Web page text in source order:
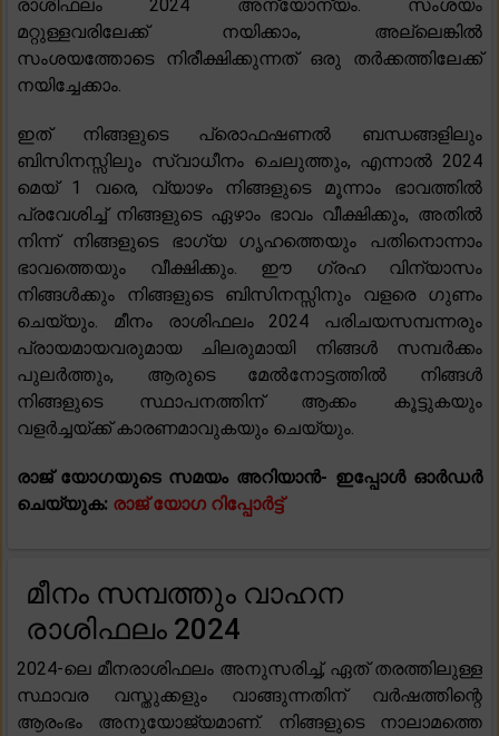
രാശിഫലം 2024 അന്യോന്യം. സംശയം
മറ്റുള്ളവരിലേക്ക് നയിക്കാം, അല്ലെങ്കിൽ
സംശയത്തോടെ നിരീക്ഷിക്കുന്നത് ഒരു തർക്കത്തിലേക്ക്
നയിച്ചേക്കാം.
ഇത് നിങ്ങളുടെ പ്രൊഫഷണൽ ബന്ധങ്ങളിലും
ബിസിനസ്സിലും സ്വാധീനം ചെലുത്തും, എന്നാൽ 2024
മെയ് 1 വരെ, വ്യാഴം നിങ്ങളുടെ മൂന്നാം ഭാവത്തിൽ
പ്രവേശിച്ച് നിങ്ങളുടെ ഏഴാം ഭാവം വീക്ഷിക്കും, അതിൽ
നിന്ന് നിങ്ങളുടെ ഭാഗ്യ ഗൃഹത്തെയും പതിനൊന്നാം
ഭാവത്തെയും വീക്ഷിക്കും. ഈ ഗ്രഹ വിന്യാസം
നിങ്ങൾക്കും നിങ്ങളുടെ ബിസിനസ്സിനും വളരെ ഗുണം
ചെയ്യും. മീനം രാശിഫലം 2024 പരിചയസമ്പന്നരും
പ്രായമായവരുമായ ചിലരുമായി നിങ്ങൾ സമ്പർക്കം
പുലർത്തും, ആരുടെ മേൽനോട്ടത്തിൽ നിങ്ങൾ
നിങ്ങളുടെ സ്ഥാപനത്തിന് ആക്കം കൂട്ടുകയും
വളർച്ചയ്ക്ക് കാരണമാവുകയും ചെയ്യും.
രാജ് യോഗയുടെ സമയം അറിയാൻ- ഇപ്പോൾ ഓർഡർ
ചെയ്യുക: രാജ് യോഗ റിപ്പോർട്ട്
മീനം സമ്പത്തും വാഹന
രാശിഫലം 2024
2024-ലെ മീനരാശിഫലം അനുസരിച്ച്, ഏത് തരത്തിലുള്ള
സ്ഥാവര വസ്തുക്കളും വാങ്ങുന്നതിന് വർഷത്തിന്റെ
ആരംഭം അനുയോജ്യമാണ്. നിങ്ങളുടെ നാലാമത്തെ